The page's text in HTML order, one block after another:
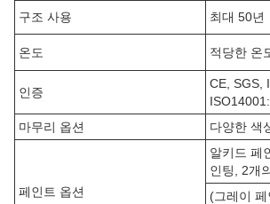
구조 사용 최대 50년
온도 적당한 온
인증
CE, SGS,
마무리 옵션
다양한 색
페인트 옵션
알키드 페
인팅, 2개
(그레이 페